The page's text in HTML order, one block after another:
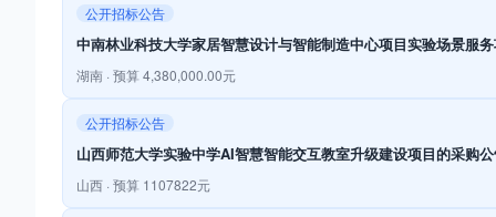
公开招标公告
中南林业科技大学家居智慧设计与智能制造中心项目实验场景服
湖南 · 预算 4,380,000.00元
公开招标公告
山西师范大学实验中学AI智慧智能交互教室升级建设项目的采购
山西 · 预算 1107822元